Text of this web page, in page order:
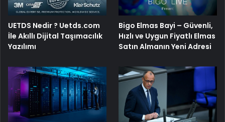
UETDS Nedir ? Uetds.com
İle Akıllı Dijital Taşımacılık
Yazılımı
Bigo Elmas Bayi – Güvenli,
Hızlı ve Uygun Fiyatlı Elmas
Satın Almanın Yeni Adresi